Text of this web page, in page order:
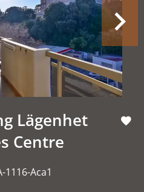
Lägenhet
Centre
1116-Aca1